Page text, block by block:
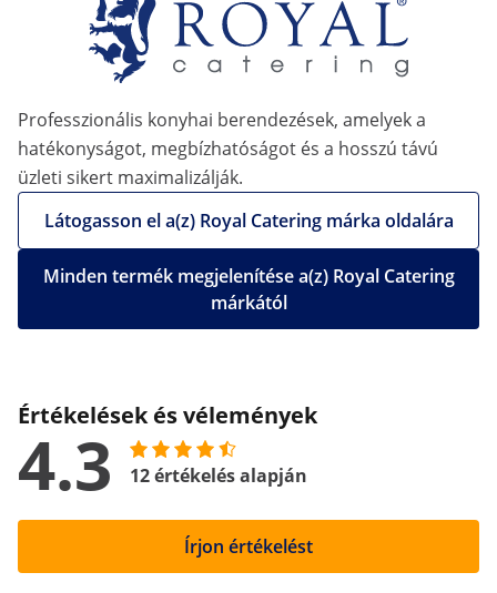
Professzionális konyhai berendezések, amelyek a
hatékonyságot, megbízhatóságot és a hosszú távú
üzleti sikert maximalizálják.
Látogasson el a(z) Royal Catering márka oldalára
Minden termék megjelenítése a(z) Royal Catering
márkától
Értékelések és vélemények
4.3 12 értékelés alapján
Írjon értékelést